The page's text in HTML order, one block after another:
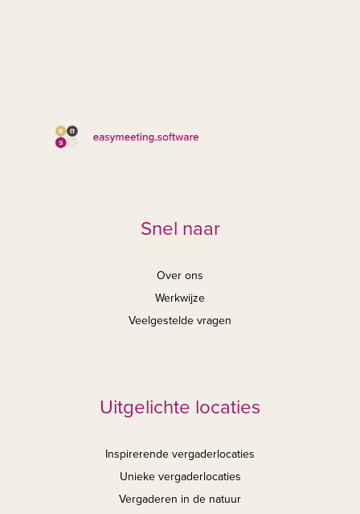
Snel naar
Over ons
Werkwijze
Veelgestelde vragen
Uitgelichte locaties
Inspirerende vergaderlocaties
Unieke vergaderlocaties
Vergaderen in de natuur